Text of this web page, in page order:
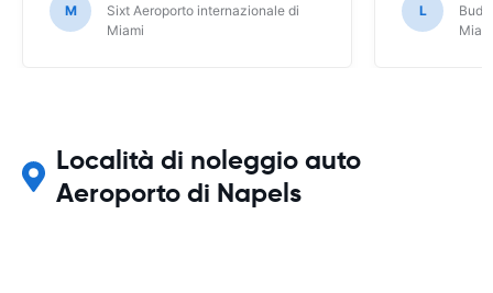
M
Sixt Aeroporto internazionale di
Miami
L
Località di noleggio auto
Aeroporto di Napels